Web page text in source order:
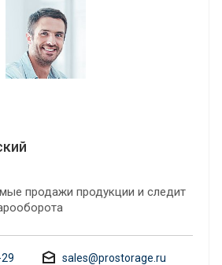
продажи продукции и следит
sales@prostorage.ru